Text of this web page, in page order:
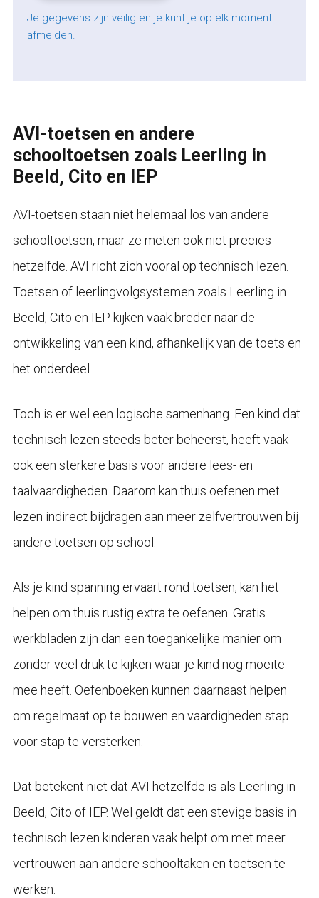
Je gegevens zijn veilig en je kunt je op elk moment
afmelden.
AVI-toetsen en andere
schooltoetsen zoals Leerling in
Beeld, Cito en IEP
AVI-toetsen staan niet helemaal los van andere
schooltoetsen, maar ze meten ook niet precies
hetzelfde. AVI richt zich vooral op technisch lezen.
Toetsen of leerlingvolgsystemen zoals Leerling in
Beeld, Cito en IEP kijken vaak breder naar de
ontwikkeling van een kind, afhankelijk van de toets en
het onderdeel.
Toch is er wel een logische samenhang. Een kind dat
technisch lezen steeds beter beheerst, heeft vaak
ook een sterkere basis voor andere lees- en
taalvaardigheden. Daarom kan thuis oefenen met
lezen indirect bijdragen aan meer zelfvertrouwen bij
andere toetsen op school.
Als je kind spanning ervaart rond toetsen, kan het
helpen om thuis rustig extra te oefenen. Gratis
werkbladen zijn dan een toegankelijke manier om
zonder veel druk te kijken waar je kind nog moeite
mee heeft. Oefenboeken kunnen daarnaast helpen
om regelmaat op te bouwen en vaardigheden stap
voor stap te versterken.
Dat betekent niet dat AVI hetzelfde is als Leerling in
Beeld, Cito of IEP. Wel geldt dat een stevige basis in
technisch lezen kinderen vaak helpt om met meer
vertrouwen aan andere schooltaken en toetsen te
werken.